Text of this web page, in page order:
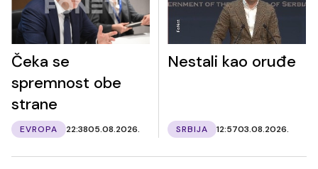
Čeka se
spremnost obe
strane
EVROPA 22:3805.08.2026.
Nestali kao oruđe
SRBIJA 12:5703.08.2026.